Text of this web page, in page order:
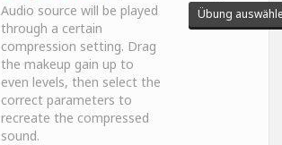
Audio source will be played
through a certain
compression setting. Drag
the makeup gain up to
even levels, then select the
correct parameters to
recreate the compressed
sound.
Übung